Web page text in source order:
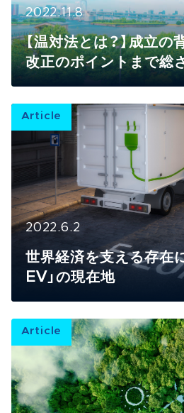
2022.11.8
【温対法とは？】成立の
改正のポイントまで総
Article
2022.6.2
世界経済を支える存在
EV」の現在地
Article